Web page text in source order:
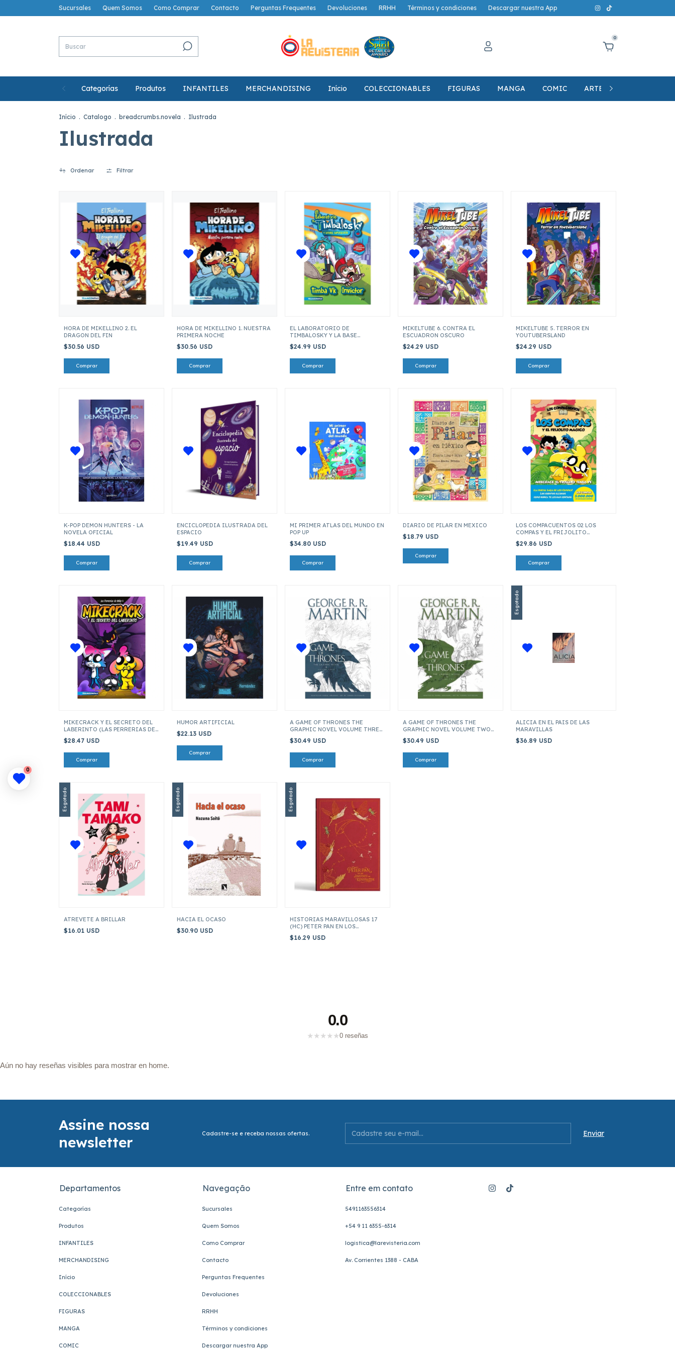
Sucursales Quem Somos Como Comprar Contacto Perguntas Frequentes Devoluciones RRHH Términos y condiciones Descargar nuestra App
0
Categorías Produtos INFANTILES MERCHANDISING Início COLECCIONABLES FIGURAS MANGA COMIC ARTE, LIBRERIA Y
Início . Catalogo . breadcrumbs.novela . Ilustrada
Ilustrada
Ordenar Filtrar
HORA DE MIKELLINO 2. EL
DRAGON DEL FIN
$30.56 USD
HORA DE MIKELLINO 1. NUESTRA
PRIMERA NOCHE
$30.56 USD
EL LABORATORIO DE
TIMBALOSKY Y LA BASE
$24.99 USD
MIKELTUBE 6. CONTRA EL
ESCUADRON OSCURO
$24.29 USD
MIKELTUBE 5. TERROR EN
YOUTUBERSLAND
$24.29 USD
K-POP DEMON HUNTERS - LA
NOVELA OFICIAL
$18.44 USD
ENCICLOPEDIA ILUSTRADA DEL
ESPACIO
$19.49 USD
MI PRIMER ATLAS DEL MUNDO EN
POP UP
$34.80 USD
DIARIO DE PILAR EN MEXICO
$18.79 USD
LOS COMPACUENTOS 02 LOS
COMPAS Y EL FRIJOLITO
$29.86 USD
MIKECRACK Y EL SECRETO DEL
LABERINTO (LAS PERRERIAS DE
$28.47 USD
HUMOR ARTIFICIAL
$22.13 USD
A GAME OF THRONES THE
GRAPHIC NOVEL VOLUME THREE
$30.49 USD
A GAME OF THRONES THE
GRAPHIC NOVEL VOLUME TWO
$30.49 USD
Esgotado
ALICIA EN EL PAIS DE LAS
MARAVILLAS
$36.89 USD
Esgotado
ATREVETE A BRILLAR
$16.01 USD
Esgotado
HACIA EL OCASO
$30.90 USD
Esgotado
HISTORIAS MARAVILLOSAS 17
(HC) PETER PAN EN LOS
$16.29 USD
0.0
★ ★ ★ ★ ★0 reseñas
Aún no hay reseñas visibles para mostrar en home.
Assine nossa
newsletter
Cadastre-se e receba nossas ofertas.
Departamentos
Categorías
Produtos
INFANTILES
MERCHANDISING
Início
COLECCIONABLES
FIGURAS
MANGA
COMIC
Navegação
Sucursales
Quem Somos
Como Comprar
Contacto
Perguntas Frequentes
Devoluciones
RRHH
Términos y condiciones
Descargar nuestra App
Entre em contato
5491163556314
+54 9 11 6355-6314
logistica@larevisteria.com
Av. Corrientes 1388 - CABA
0